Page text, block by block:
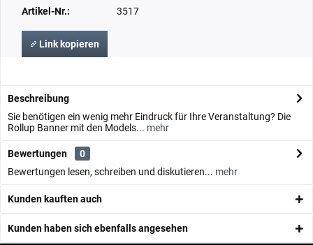
Artikel-Nr.: 3517
Link kopieren
Beschreibung
Sie benötigen ein wenig mehr Eindruck für Ihre Veranstaltung? Die
Rollup Banner mit den Models... mehr
Bewertungen
0
Bewertungen lesen, schreiben und diskutieren... mehr
Kunden kauften auch
Kunden haben sich ebenfalls angesehen